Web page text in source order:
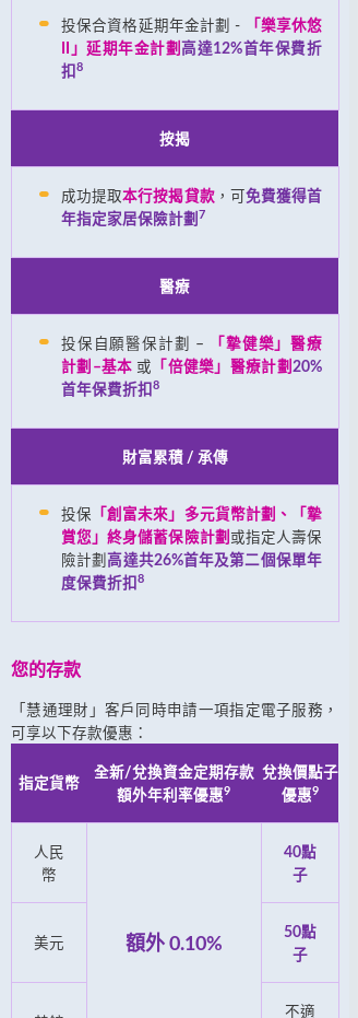
投保合資格延期年金計劃 -
「樂享休悠
II」延期年金計劃 高達12%首年保費折
扣 8
按揭
成功提取本行按揭貸款，可 免費獲得首
年指定家居保險計劃 7
醫療
投保自願醫保計劃 –
「摯健樂」醫療
計劃–基本 或 「倍健樂」醫療計劃 20%
首年保費折扣 8
財富累積 / 承傳
投保 「創富未來」多元貨幣計劃、「摯
賞您」終身儲蓄保險計劃 或指定人壽保
險計劃 高達共26%首年及第二個保單年
度保費折扣 8
您的存款
「慧通理財」客戶同時申請一項指定電子服務，
可享以下存款優惠：
指定貨幣
全新/兌換資金定期存款
額外年利率優惠9
兌換價點子
優惠9
人民
幣
額外 0.10%
40點
子
美元
50點
子
不適